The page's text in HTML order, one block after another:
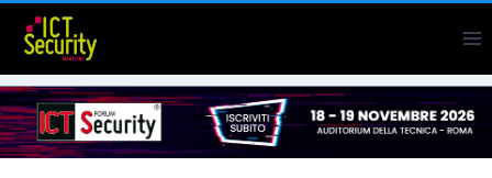
Salta
contenuto